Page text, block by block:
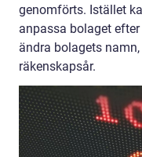
genomförts. Istället
anpassa bolaget
ändra bolagets
räkenskapsår.